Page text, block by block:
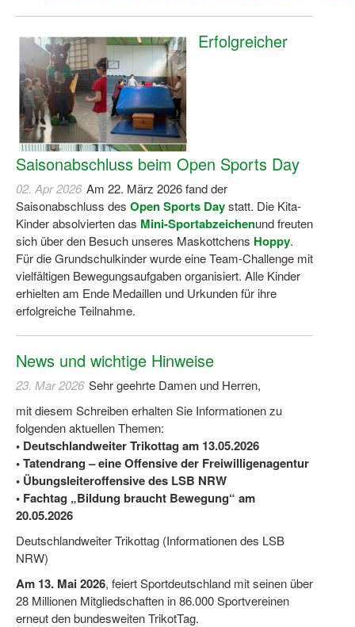
Mädchen in Mannschaftssportarten
Bewegungszwerge
Bewegungskindergarten
Mini-Sportabzeichen
Sportgutschein 4.0
SportartCheck
Sport im Ganztag
Sport vor Ort
Integration durch Sport
NRW bewegt seine KINDER!
Bewegt ÄLTER werden in NRW!
Bewegt GESUND bleiben in NRW!
Aktionen zu "Bewegt Älter werden" / "Bewegt gesund
Bewegungsmodel
SSB-Sport
Gymnastik und Entspannung für Frauen
Koronarsport
Seniorensport
Wassergymnastik / Aqua-Step
Erfolgreicher
Saisonabschluss beim Open Sports Day
02. Apr 2026 Am 22. März 2026 fand der
Saisonabschluss des Open Sports Daystatt. Die Kita-
Kinder absolvierten das Mini-Sportabzeichenund freuten
sich über den Besuch unseres Maskottchens Hoppy.
Für die Grundschulkinder wurde eine Team-Challenge mit
vielfältigen Bewegungsaufgaben organisiert. Alle Kinder
erhielten am Ende Medaillen und Urkunden für ihre
erfolgreiche Teilnahme.
News und wichtige Hinweise
23. Mar 2026 Sehr geehrte Damen und Herren,
mit diesem Schreiben erhalten Sie Informationen zu
folgenden aktuellen Themen:
• Deutschlandweiter Trikottag am 13.05.2026
• Tatendrang – eine Offensive der Freiwilligenagentur
• Übungsleiteroffensive des LSB NRW
• Fachtag „Bildung braucht Bewegung“ am
20.05.2026
Deutschlandweiter Trikottag (Informationen des LSB
NRW)
Am 13. Mai 2026, feiert Sportdeutschland mit seinen über
28 Millionen Mitgliedschaften in 86.000 Sportvereinen
erneut den bundesweiten TrikotTag.